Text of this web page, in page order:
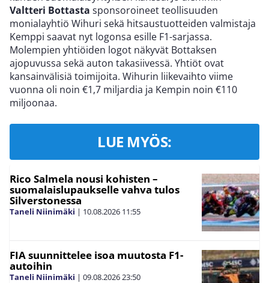
Valtteri Bottasta sponsoroineet teollisuuden
monialayhtiö Wihuri sekä hitsaustuotteiden valmistaja
Kemppi saavat nyt logonsa esille F1-sarjassa.
Molempien yhtiöiden logot näkyvät Bottaksen
ajopuvussa sekä auton takasiivessä. Yhtiöt ovat
kansainvälisiä toimijoita. Wihurin liikevaihto viime
vuonna oli noin €1,7 miljardia ja Kempin noin €110
miljoonaa.
LUE MYÖS:
Rico Salmela nousi kohisten –
suomalaislupaukselle vahva tulos
Silverstonessa
Taneli Niinimäki | 10.08.2026 11:55
FIA suunnittelee isoa muutosta F1-
autoihin
Taneli Niinimäki | 09.08.202623:50